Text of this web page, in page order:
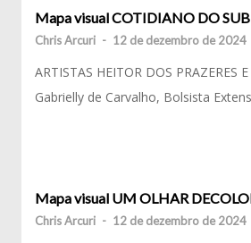
Mapa visual COTIDIANO DO
Chris Arcuri - 12 de dezembro de 2024
ARTISTAS HEITOR DOS PRAZERES
Gabrielly de Carvalho, Bolsista
Mapa visual UM OLHAR
Chris Arcuri - 12 de dezembro de 2024